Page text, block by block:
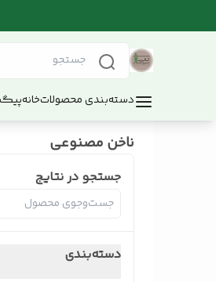
دسته‌بندی محصولاتخانه
ناخن مصنوعی
جستجو در نتایج
دسته‌بندی